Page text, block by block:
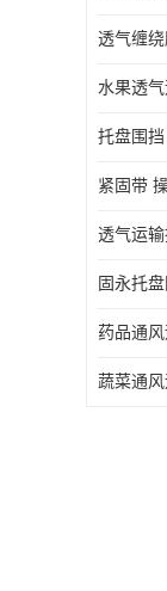
透气缠
托盘围
紧固带